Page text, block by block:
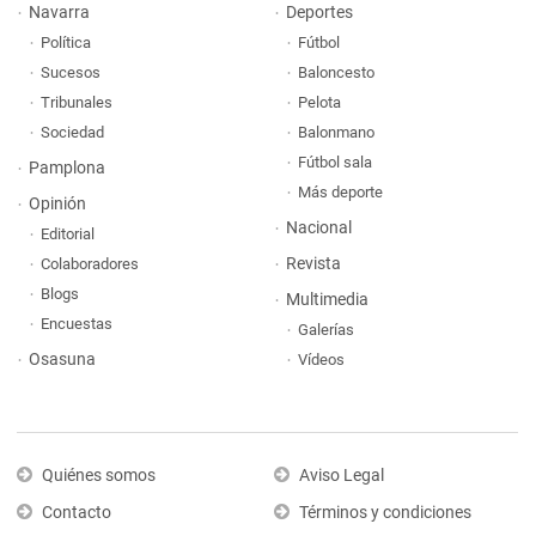
Navarra
Política
Sucesos
Tribunales
Sociedad
Pamplona
Opinión
Editorial
Colaboradores
Blogs
Encuestas
Osasuna
Deportes
Fútbol
Baloncesto
Pelota
Balonmano
Fútbol sala
Más deporte
Nacional
Revista
Multimedia
Galerías
Vídeos
Quiénes somos
Contacto
Aviso Legal
Términos y condiciones